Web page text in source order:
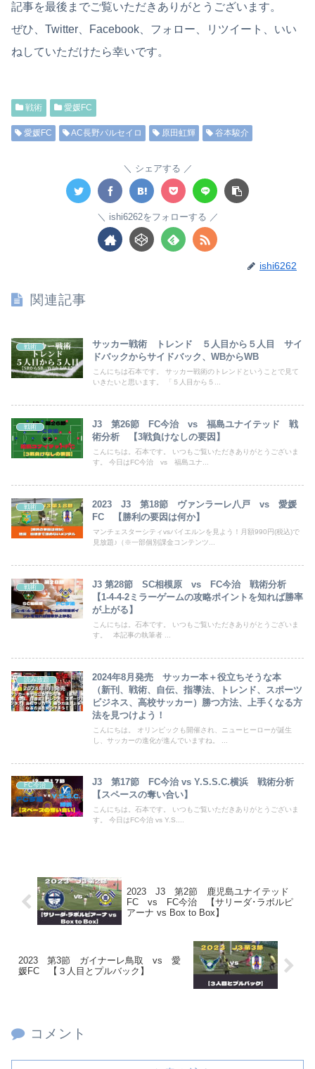
記事を最後までご覧いただきありがとうございます。
ぜひ、Twitter、Facebook、フォロー、リツイート、いい
ねしていただけたら幸いです。
戦術 愛媛FC
愛媛FC AC長野パルセイロ 原田虹輝 谷本駿介
シェアする
ishi6262をフォローする
ishi6262
関連記事
戦術
サッカー戦術 トレンド ５人目から５人目 サイ
ドバックからサイドバック、WBからWB
こんにちは石本です。 サッカー戦術のトレンドということで見て
いきたいと思います。 「５人目から５...
戦術
J3 第26節 FC今治 vs 福島ユナイテッド 戦
術分析 【3戦負けなしの要因】
こんにちは。石本です。 いつもご覧いただきありがとうございま
す。 今日はFC今治 vs 福島ユナ...
戦術
2023 J3 第18節 ヴァンラーレ八戸 vs 愛媛
FC 【勝利の要因は何か】
マンチェスターシティvsバイエルンを見よう！月額990円(税込)で
見放題♪（※一部個別課金コンテンツ...
戦術
J3 第28節 SC相模原 vs FC今治 戦術分析
【1-4-4-2ミラーゲームの攻略ポイントを知れば勝率
が上がる】
こんにちは。石本です。 いつもご覧いただきありがとうございま
す。 本記事の執筆者 ...
読み放題
2024年8月発売 サッカー本＋役立ちそうな本
（新刊、戦術、自伝、指導法、トレンド、スポーツ
ビジネス、高校サッカー）勝つ方法、上手くなる方
法を見つけよう！
こんにちは。 オリンピックも開催され、ニューヒーローが誕生
し、サッカーの進化が進んでいますね。 ...
FC今治
J3 第17節 FC今治 vs Y.S.S.C.横浜 戦術分析
【スペースの奪い合い】
こんにちは。石本です。 いつもご覧いただきありがとうございま
す。 今日はFC今治 vs Y.S....
2023 J3 第2節 鹿児島ユナイテッド
FC vs FC今治 【サリーダ･ラボルピ
アーナ vs Box to Box】
2023 第3節 ガイナーレ鳥取 vs 愛
媛FC 【３人目とプルバック】
コメント